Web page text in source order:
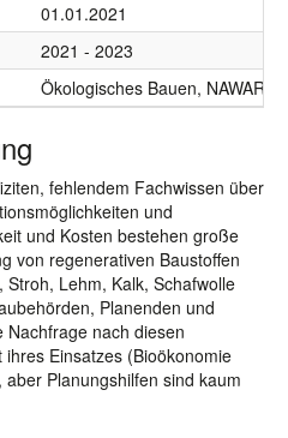
01.01.2021
2021 - 2023
Ökologisches Bauen,
fehlendem Fachwissen über
und
und Kosten bestehen große
von regenerativen Baustoffen
Lehm, Kalk, Schafwolle
Planenden und
Nachfrage nach diesen
Einsatzes (Bioökonomie
Planungshilfen sind kaum